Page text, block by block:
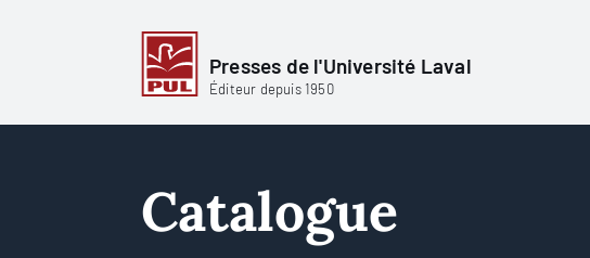
Presses de l'Université Laval
Éditeur depuis 1950
Catalogue